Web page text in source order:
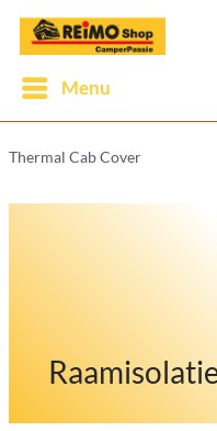
Menu
Thermal Cab Cover